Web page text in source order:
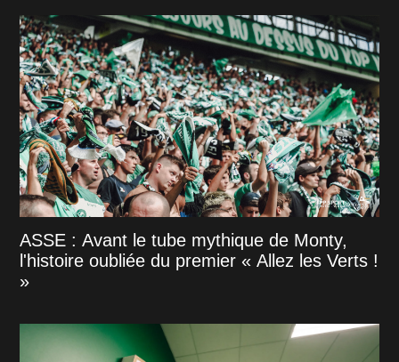
ASSE : Avant le tube mythique de Monty,
l'histoire oubliée du premier « Allez les Verts !
»